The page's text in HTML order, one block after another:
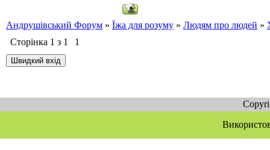
Андрушівський Форум » Їжа для розуму » Людям про людей »
Сторінка 1 з 1 1